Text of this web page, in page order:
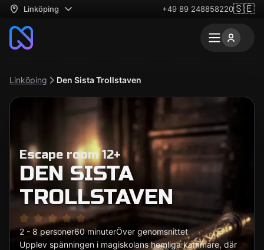
Linköping +49 89 248858220🇸🇪
Linköping Den Sista Trollstaven
Escape room 12+
DEN SISTA
TROLLSTAVEN
2 - 8 personer60 minuterÖver genomsnittet
Upplev spänningen i magiskolans hemliga kammare, där